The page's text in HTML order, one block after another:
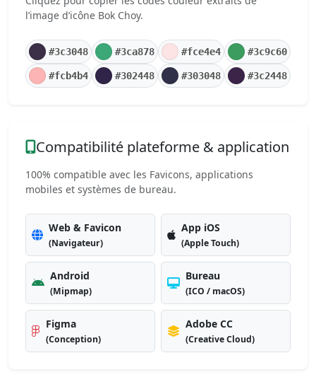
l’image d’icône Bok Choy.
#3c3048 #3ca878 #fce4e4 #3c9c60
#fcb4b4 #302448 #303048 #3c2448
Compatibilité plateforme & application
100% compatible avec les Favicons, applications
mobiles et systèmes de bureau.
Web & Favicon
(Navigateur)
App iOS
(Apple Touch)
Android
(Mipmap)
Bureau
(ICO / macOS)
Figma
(Conception)
Adobe CC
(Creative Cloud)